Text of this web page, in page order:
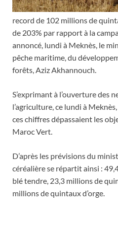
record de 102 millions de
de 203% par rapport à la
annoncé, lundi à Meknès, le
pêche maritime, du
forêts, Aziz Akhannouch.
S’exprimant à l’ouverture des
l’agriculture, ce lundi à
ces chiffres dépassaient les
Maroc Vert.
D’après les prévisions du
céréalière se répartit ainsi :
blé tendre, 23,3 millions de
millions de quintaux d’orge.